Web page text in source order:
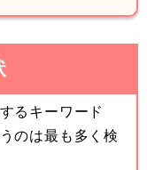
るキーワード
のは最も多く検